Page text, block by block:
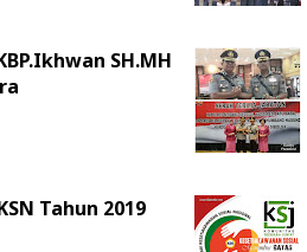
SH.MH
Tahun 2019